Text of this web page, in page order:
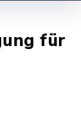
für